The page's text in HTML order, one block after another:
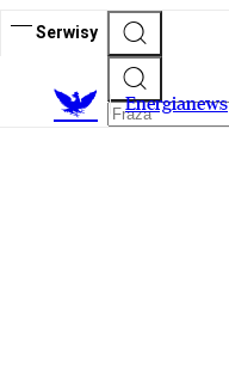
Serwisy
Energianews